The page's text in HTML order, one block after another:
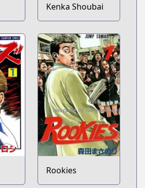
Kenka Shoubai
Rookies